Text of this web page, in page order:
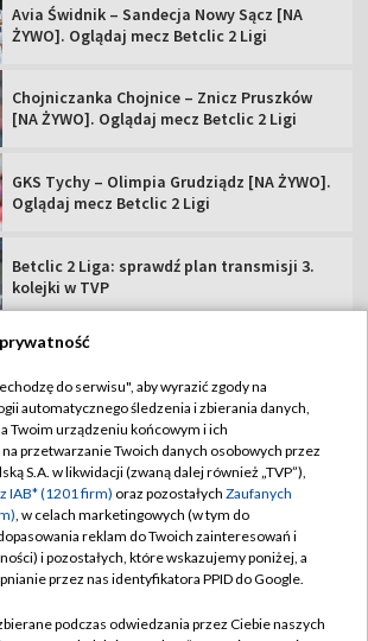
Avia Świdnik – Sandecja Nowy Sącz [NA
ŻYWO]. Oglądaj mecz Betclic 2 Ligi
Chojniczanka Chojnice – Znicz Pruszków
[NA ŻYWO]. Oglądaj mecz Betclic 2 Ligi
GKS Tychy – Olimpia Grudziądz [NA ŻYWO].
Oglądaj mecz Betclic 2 Ligi
Betclic 2 Liga: sprawdź plan transmisji 3.
kolejki w TVP
TVP
Abonament TVP
Sklep TVP
Biuro Reklamy
Oferta Handlowa
Regulamin TVP
Polityka prywatności
Moje zgody
Biuro reklamy
do serwisu", aby wyrazić zgody na
automatycznego śledzenia i zbierania danych,
Twoim urządzeniu końcowym i ich
przetwarzanie Twoich danych osobowych przez
S.A. w likwidacji (zwaną dalej również „TVP”),
IAB* (1201 firm) oraz pozostałych Zaufanych
, w celach marketingowych (w tym do
reklam do Twoich zainteresowań i
i pozostałych, które wskazujemy poniżej, a
przez nas identyfikatora PPID do Google.
podczas odwiedzania przez Ciebie naszych